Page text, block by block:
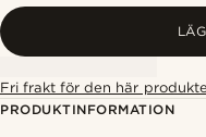
Fri frakt för den här
PRODUKTINFORMATION